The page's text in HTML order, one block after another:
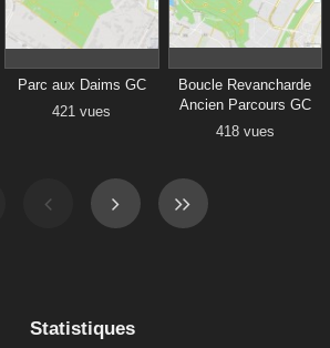
Parc aux Daims GC
421 vues
Boucle Revancharde
Ancien Parcours GC
418 vues
Statistiques